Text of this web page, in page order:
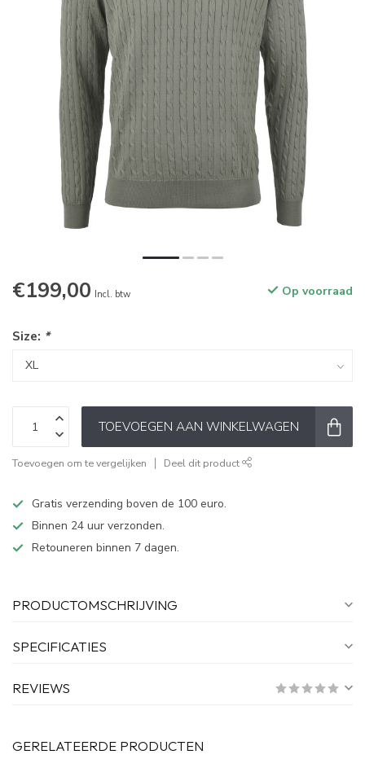
€199,00 Incl. btw Op voorraad
Size: *
TOEVOEGEN AAN WINKELWAGEN
Toevoegen om te vergelijken Deel dit product
Gratis verzending boven de 100 euro.
Binnen 24 uur verzonden.
Retouneren binnen 7 dagen.
PRODUCTOMSCHRIJVING
SPECIFICATIES
REVIEWS
GERELATEERDE PRODUCTEN